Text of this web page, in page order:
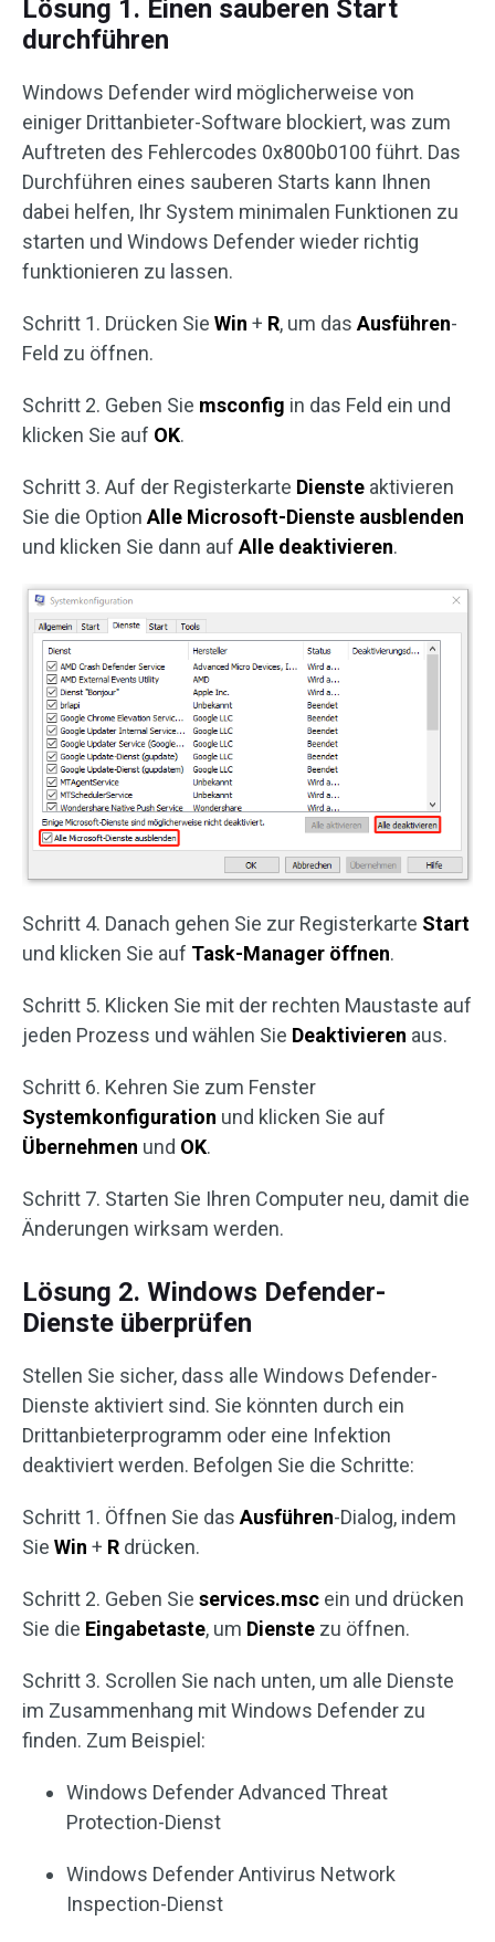
Lösung 1. Einen sauberen Start
durchführen
Windows Defender wird möglicherweise von
einiger Drittanbieter-Software blockiert, was zum
Auftreten des Fehlercodes 0x800b0100 führt. Das
Durchführen eines sauberen Starts kann Ihnen
dabei helfen, Ihr System minimalen Funktionen zu
starten und Windows Defender wieder richtig
funktionieren zu lassen.
Schritt 1. Drücken Sie Win + R, um dasAusführen-
Feld zu öffnen.
Schritt 2. Geben Sie msconfig in das Feld ein und
klicken Sie auf OK.
Schritt 3. Auf der Registerkarte Dienste aktivieren
Sie die OptionAlle Microsoft-Dienste ausblenden
und klicken Sie dann aufAlle deaktivieren.
Schritt 4. Danach gehen Sie zur Registerkarte Start
und klicken Sie auf Task-Manager öffnen.
Schritt 5. Klicken Sie mit der rechten Maustaste auf
jeden Prozess und wählen Sie Deaktivieren aus.
Schritt 6. Kehren Sie zum Fenster
Systemkonfiguration und klicken Sie auf
Übernehmen und OK.
Schritt 7. Starten Sie Ihren Computer neu, damit die
Änderungen wirksam werden.
Lösung 2. Windows Defender-
Dienste überprüfen
Stellen Sie sicher, dass alle Windows Defender-
Dienste aktiviert sind. Sie könnten durch ein
Drittanbieterprogramm oder eine Infektion
deaktiviert werden. Befolgen Sie die Schritte:
Schritt 1. Öffnen Sie das Ausführen-Dialog, indem
Sie Win + R drücken.
Schritt 2. Geben Sie services.msc ein und drücken
Sie die Eingabetaste, um Dienste zu öffnen.
Schritt 3. Scrollen Sie nach unten, um alle Dienste
im Zusammenhang mit Windows Defender zu
finden. Zum Beispiel:
Windows Defender Advanced Threat
Protection-Dienst
Windows Defender Antivirus Network
Inspection-Dienst